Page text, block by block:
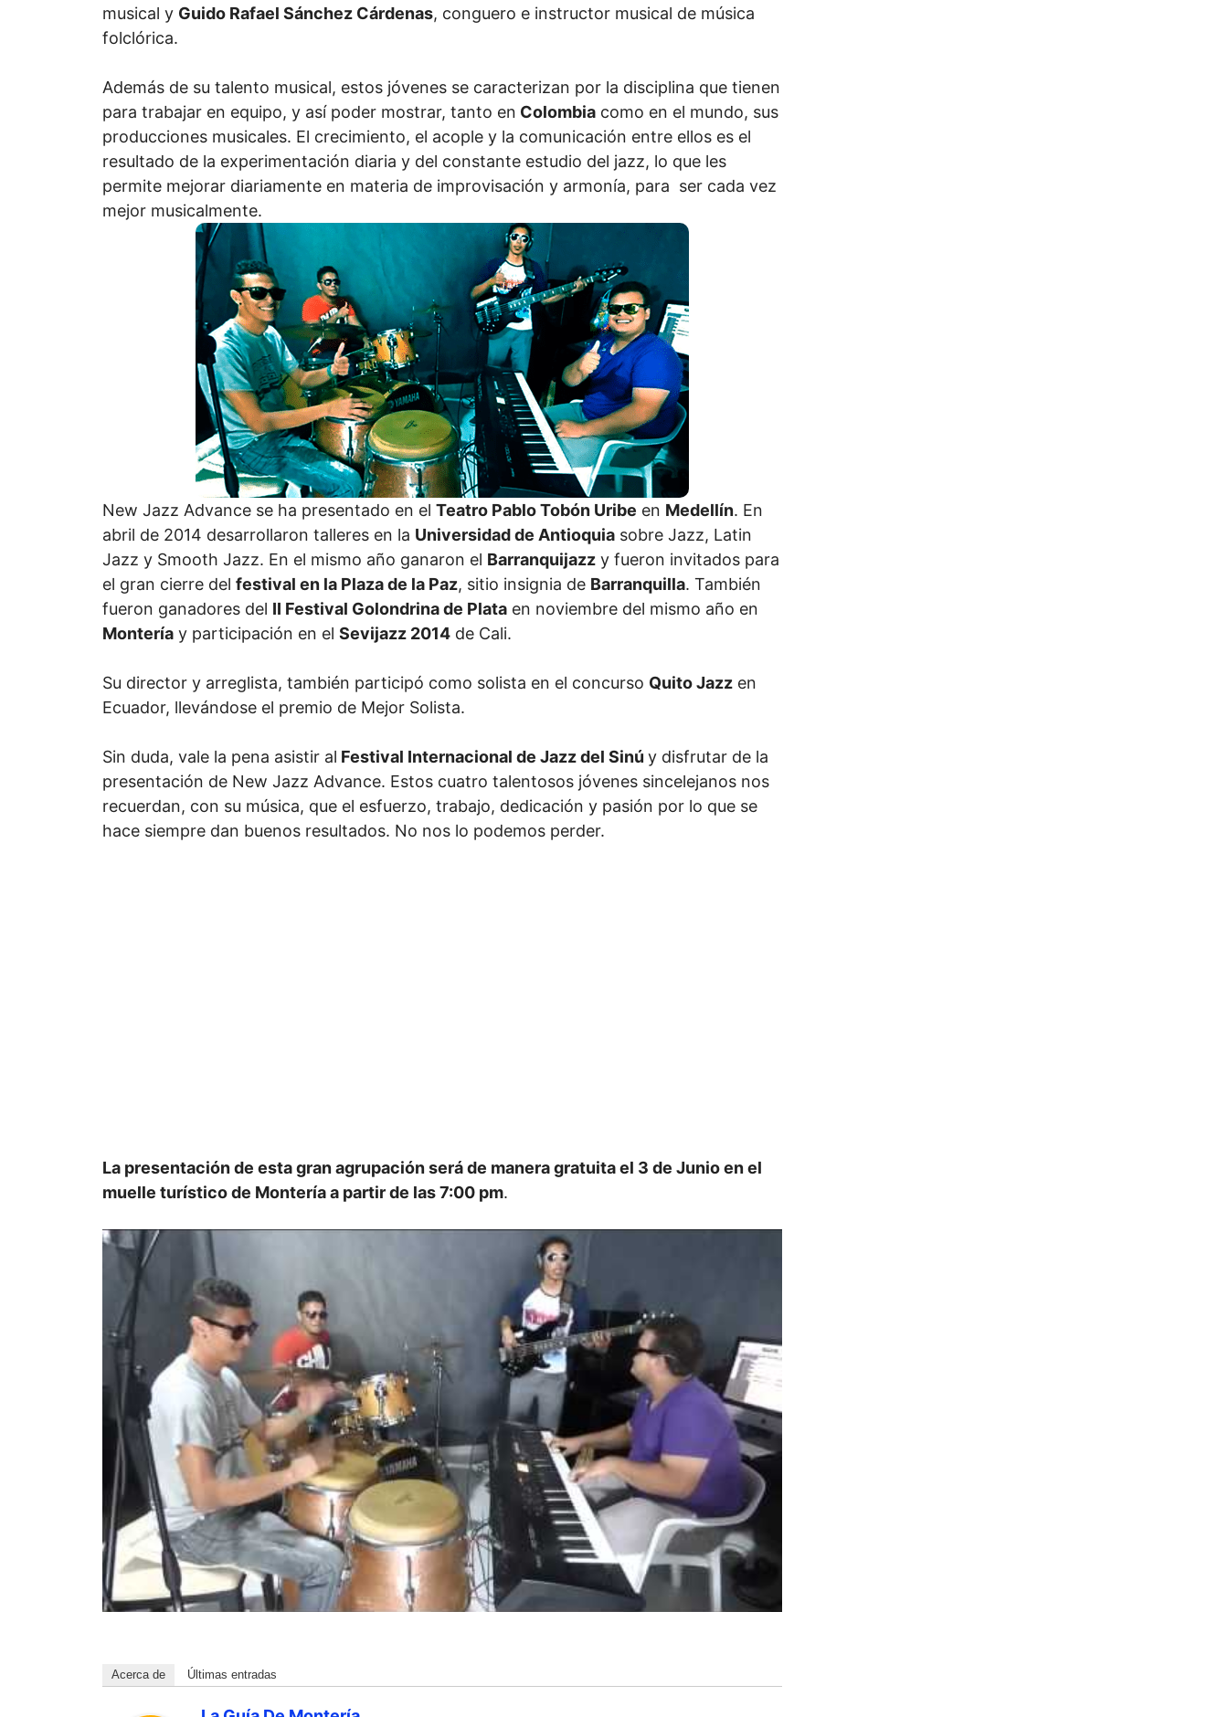
musical y Guido Rafael Sánchez Cárdenas, conguero e instructor musical de música
folclórica.
Además de su talento musical, estos jóvenes se caracterizan por la disciplina que tienen
para trabajar en equipo, y así poder mostrar, tanto en Colombia como en el mundo, sus
producciones musicales. El crecimiento, el acople y la comunicación entre ellos es el
resultado de la experimentación diaria y del constante estudio del jazz, lo que les
permite mejorar diariamente en materia de improvisación y armonía, para ser cada vez
mejor musicalmente.
New Jazz Advance se ha presentado en el Teatro Pablo Tobón Uribe en Medellín. En
abril de 2014 desarrollaron talleres en la Universidad de Antioquia sobre Jazz, Latin
Jazz y Smooth Jazz. En el mismo año ganaron el Barranquijazz y fueron invitados para
el gran cierre del festival en la Plaza de la Paz, sitio insignia de Barranquilla. También
fueron ganadores del II Festival Golondrina de Plata en noviembre del mismo año en
Montería y participación en el Sevijazz 2014 de Cali.
Su director y arreglista, también participó como solista en el concurso Quito Jazz en
Ecuador, llevándose el premio de Mejor Solista.
Sin duda, vale la pena asistir al Festival Internacional de Jazz del Sinú y disfrutar de la
presentación de New Jazz Advance. Estos cuatro talentosos jóvenes sincelejanos nos
recuerdan, con su música, que el esfuerzo, trabajo, dedicación y pasión por lo que se
hace siempre dan buenos resultados. No nos lo podemos perder.
La presentación de esta gran agrupación será de manera gratuita el 3 de Junio en el
muelle turístico de Montería a partir de las 7:00 pm.
Acerca de Últimas entradas